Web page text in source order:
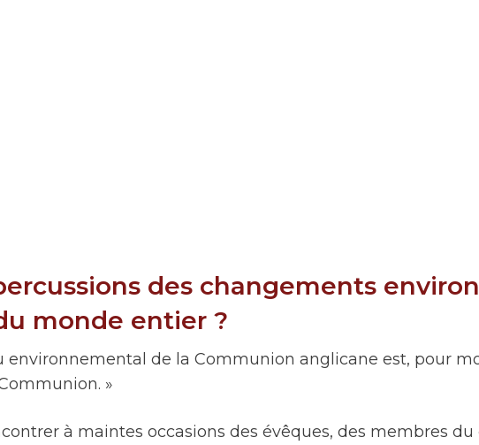
des changements
monde entier ?
environnemental de la Communion anglicane est, pour
»
à maintes occasions des évêques, des membres